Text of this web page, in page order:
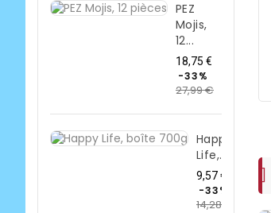
PEZ
Mojis,
12...
18,75 €
base
-33%
27,99 €Prix
Happy
Life,...
9,57 €
-33%
14,28 €